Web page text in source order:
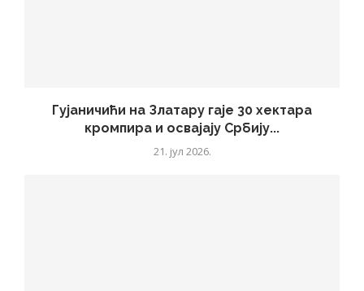
Гујаничићи на Златару гаје 30 хектара
кромпира и освајају Србију...
21. јул 2026.